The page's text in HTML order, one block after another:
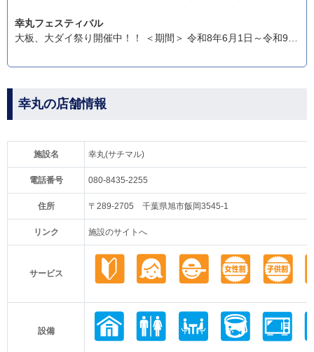
幸丸フェスティバル
大板、大ダイ祭り開催中！！ ＜期間＞ 令和8年6月1日～令和9年3月31日まで！ ＜賞品＞ 【ヒラメ船】 （1）7.77kg以上のヒラメを釣った方に、釣具店商品券10万円分をプレゼント！！先着5名様！ （2）5.55kg以上のヒラメを釣った方に、幸丸ヒラメ乗船券をプレゼント！先着50名様！ 【マダイ船】 （3）7.77kg以上のマダイを釣った方に、釣具店商品券10万円分をプレゼント！先着5名様！ （4）5.55kg以上のマダイを釣った方に、釣具店商品券5万円分をプレゼント！！先着10名様！ （5）3.33kg以上のマダイを釣った方に、幸丸マダイ乗船券プレゼント！先着50名様！ 【両船コンプリート】 （6）ヒラメ船でヒラメ7.77kg以上、マダイ船でマダイ7.77kg以上の両魚コンプリートで翌日から1年間使える幸丸ヒラメ、マダイ無料乗船パスポートプレゼント！！ ※ヒラメ船、午後マダイ船と1日で両魚釣った場合もコンプリート達成となります！！ ＜ルール＞ 1）検量は船上で行い、各船長の一任とします。 2）商品券または乗船券の獲得対象はお一人様1日1匹までとなります。 3）ライフジャケットは必ず着用してください。未着用の方は対象外とさせて頂きます。 4）ゲストは対象外となります(マダイ船でのヒラメ等）。 5）HP等に写真、本名掲載可能な方。 6）商品券と乗船券はなくなり次第終了となりますが、コンプリートは期間内可能とします。 7）対象サイズを変更する場合もあります。
幸丸の店舗情報
施設名 幸丸(サチマル)
電話番号 080-8435-2255
住所 〒289-2705 千葉県旭市飯岡3545-1
リンク 施設のサイトへ
サービス
設備